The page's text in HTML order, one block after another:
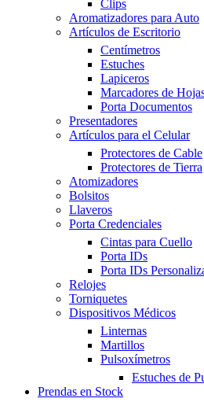
Clips
Aromatizadores para Auto
Artículos de Escritorio
Centímetros
Estuches
Lapiceros
Marcadores de
Porta Documentos
Presentadores
Artículos para el Celular
Protectores de Cable
Protectores de Tierra
Atomizadores
Bolsitos
Llaveros
Porta Credenciales
Cintas para Cuello
Porta IDs
Porta IDs
Relojes
Torniquetes
Dispositivos Médicos
Linternas
Martillos
Pulsoxímetros
Estuches de
Prendas en Stock